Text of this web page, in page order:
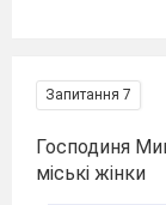
Запитання 7
Господиня
міські жінки